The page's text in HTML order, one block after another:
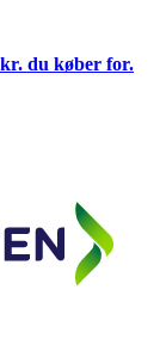
du køber for.